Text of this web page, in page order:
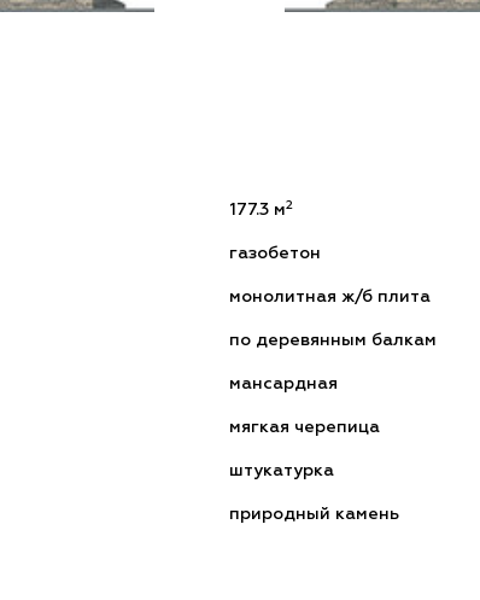
177.3 м2
газобетон
монолитная ж/б плита
по деревянным балкам
мансардная
мягкая черепица
штукатурка
природный камень